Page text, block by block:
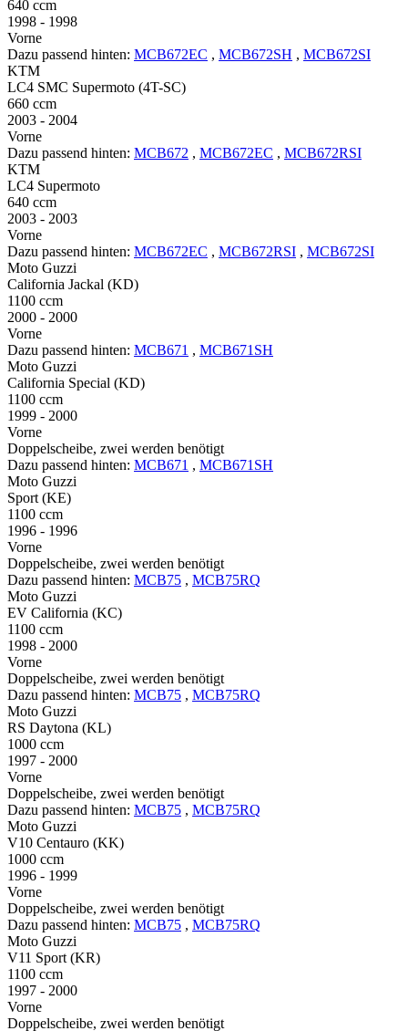
640 ccm
1998 - 1998
Vorne
Dazu passend hinten: MCB672EC , MCB672SH , MCB672SI
KTM
LC4 SMC Supermoto (4T-SC)
660 ccm
2003 - 2004
Vorne
Dazu passend hinten: MCB672 , MCB672EC , MCB672RSI
KTM
LC4 Supermoto
640 ccm
2003 - 2003
Vorne
Dazu passend hinten: MCB672EC , MCB672RSI , MCB672SI
Moto Guzzi
California Jackal (KD)
1100 ccm
2000 - 2000
Vorne
Dazu passend hinten: MCB671 , MCB671SH
Moto Guzzi
California Special (KD)
1100 ccm
1999 - 2000
Vorne
Doppelscheibe, zwei werden benötigt
Dazu passend hinten: MCB671 , MCB671SH
Moto Guzzi
Sport (KE)
1100 ccm
1996 - 1996
Vorne
Doppelscheibe, zwei werden benötigt
Dazu passend hinten: MCB75 , MCB75RQ
Moto Guzzi
EV California (KC)
1100 ccm
1998 - 2000
Vorne
Doppelscheibe, zwei werden benötigt
Dazu passend hinten: MCB75 , MCB75RQ
Moto Guzzi
RS Daytona (KL)
1000 ccm
1997 - 2000
Vorne
Doppelscheibe, zwei werden benötigt
Dazu passend hinten: MCB75 , MCB75RQ
Moto Guzzi
V10 Centauro (KK)
1000 ccm
1996 - 1999
Vorne
Doppelscheibe, zwei werden benötigt
Dazu passend hinten: MCB75 , MCB75RQ
Moto Guzzi
V11 Sport (KR)
1100 ccm
1997 - 2000
Vorne
Doppelscheibe, zwei werden benötigt